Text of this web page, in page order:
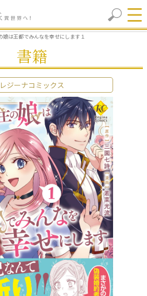
娘は王都でみんなを幸せにします１
書籍
レジーナコミックス